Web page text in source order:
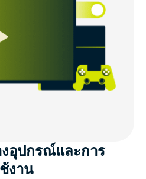
อุปกรณ์และการ
งาน